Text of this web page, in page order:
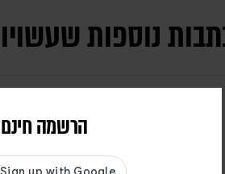
הרשמה חינם
נוספות